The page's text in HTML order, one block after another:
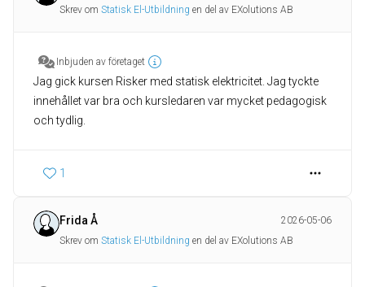
Skrev om Statisk El-Utbildning en del av EXolutions AB
Inbjuden av företaget
Jag gick kursen Risker med statisk elektricitet. Jag tyckte
innehållet var bra och kursledaren var mycket pedagogisk
och tydlig.
1
Frida Å
2026-05-06
Skrev om Statisk El-Utbildning en del av EXolutions AB